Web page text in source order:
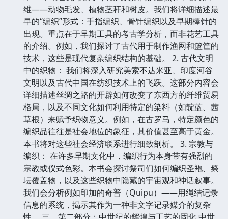
维——动物毛发、植物茎秆和树皮。我们将详细描述最
早的“编织”形式：手指编织、骨针编织以及早期棒针的
出现。重点在于早期工具的考古学分析，而非花艺工具
的介绍。例如，我们探讨了古代用于制作渔网和篮筐的
技术，这些是现代复杂编织结构的基础。 2. 古代文明
中的织物： 我们将深入研究美索不达米亚、印度河谷
文明以及古代中国在纺织技术上的飞跃。这部分内容会
详细描述丝绸之路的开辟如何改变了东西方的纤维贸易
格局，以及不同文化如何利用特定的染料（如靛蓝、茜
草根）来赋予织物意义。例如，在古罗马，特定颜色的
编织品往往是社会地位的象征，其价值甚至高于黄金。
本书将对这些社会经济联系进行细致剖析。 3. 宗教与
编织： 在许多早期文化中，编织行为本身带有强烈的
宗教或仪式色彩。本书会探讨祭司们如何编织圣袍、祭
坛覆盖物，以及这些织物中隐藏的宇宙观和神话叙事。
我们会分析例如印加的奇普（Quipu）——用绳结记录
信息的系统，揭示其作为一种非文字记录媒介的复杂